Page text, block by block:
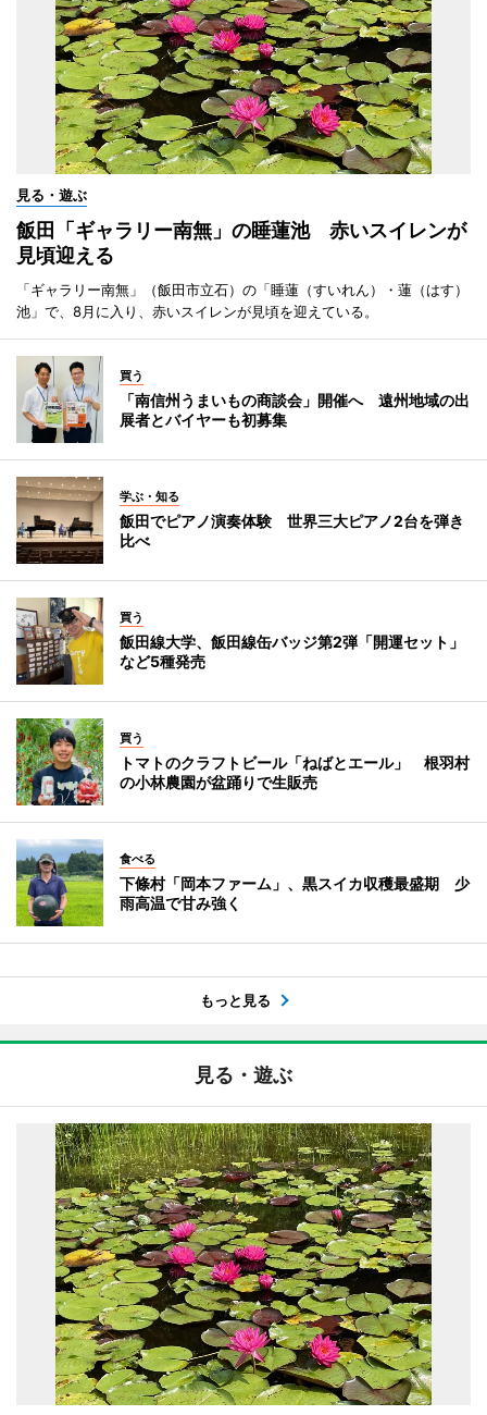
見る・遊ぶ
飯田「ギャラリー南無」の睡蓮池 赤いスイレンが
見頃迎える
「ギャラリー南無」（飯田市立石）の「睡蓮（すいれん）・蓮（はす）
池」で、8月に入り、赤いスイレンが見頃を迎えている。
買う
「南信州うまいもの商談会」開催へ 遠州地域の出
展者とバイヤーも初募集
学ぶ・知る
飯田でピアノ演奏体験 世界三大ピアノ2台を弾き
比べ
買う
飯田線大学、飯田線缶バッジ第2弾「開運セット」
など5種発売
買う
トマトのクラフトビール「ねばとエール」 根羽村
の小林農園が盆踊りで生販売
食べる
下條村「岡本ファーム」、黒スイカ収穫最盛期 少
雨高温で甘み強く
もっと見る
見る・遊ぶ